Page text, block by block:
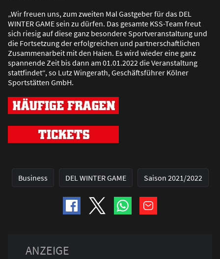
„Wir freuen uns, zum zweiten Mal Gastgeber für das DEL
WINTER GAME sein zu dürfen. Das gesamte KSS-Team freut
sich riesig auf diese ganz besondere Sportveranstaltung und
die Fortsetzung der erfolgreichen und partnerschaftlichen
Zusammenarbeit mit den Haien. Es wird wieder eine ganz
spannende Zeit bis dann am 01.01.2022 die Veranstaltung
stattfindet“, so Lutz Wingerath, Geschäftsführer Kölner
Sportstätten GmbH.
Business DEL WINTER GAME Saison 2021/2022